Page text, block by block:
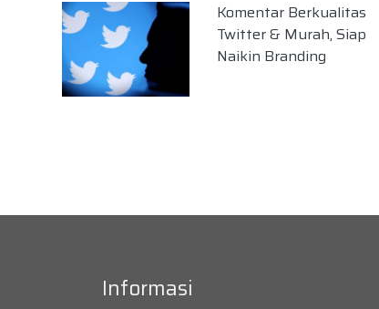
Komentar Berkualitas
Twitter & Murah, Siap
Naikin Branding
Informasi